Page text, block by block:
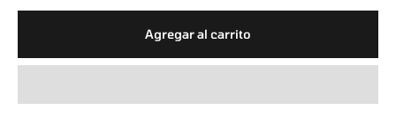
Agregar al carrito